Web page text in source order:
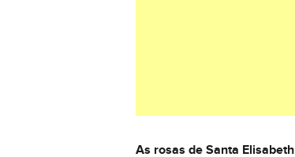
As rosas de Santa Elisabeth